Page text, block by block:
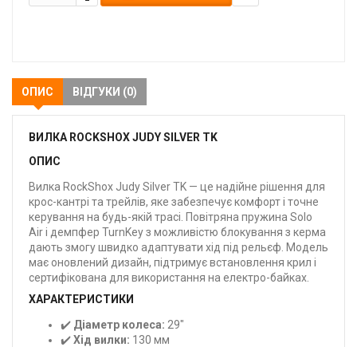
ОПИС ВІДГУКИ (0)
ВИЛКА ROCKSHOX JUDY SILVER TK
ОПИС
Вилка RockShox Judy Silver TK — це надійне рішення для
крос-кантрі та трейлів, яке забезпечує комфорт і точне
керування на будь-якій трасі. Повітряна пружина Solo
Air і демпфер TurnKey з можливістю блокування з керма
дають змогу швидко адаптувати хід під рельєф. Модель
має оновлений дизайн, підтримує встановлення крил і
сертифікована для використання на електро-байках.
ХАРАКТЕРИСТИКИ
✔️ Діаметр колеса: 29"
✔️Хід вилки: 130 мм